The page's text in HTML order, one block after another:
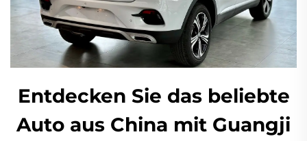
Entdecken Sie das beliebte
Auto aus China mit Guangji